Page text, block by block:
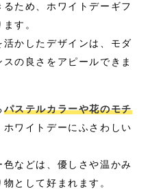
るため、ホワイトデーギフ
す。
かしたデザインは、モダ
の良さをアピールできま
パステルカラーや花のモチ
ワイトデーにふさわしい
などは、優しさや温かみ
として好まれます。